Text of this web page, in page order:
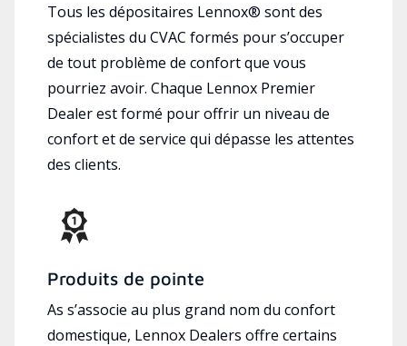
Tous les dépositaires Lennox® sont des
spécialistes du CVAC formés pour s’occuper
de tout problème de confort que vous
pourriez avoir. Chaque Lennox Premier
Dealer est formé pour offrir un niveau de
confort et de service qui dépasse les attentes
des clients.
Produits de pointe
As s’associe au plus grand nom du confort
domestique, Lennox Dealers offre certains